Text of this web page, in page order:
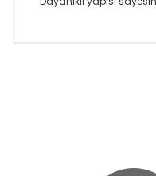
Ürün fiyatı diğer